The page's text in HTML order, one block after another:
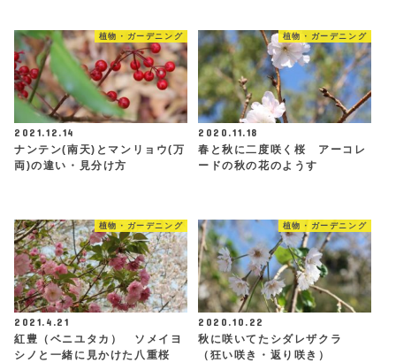
植物・ガーデニング
2021.12.14
ナンテン(南天)とマンリョウ(万
両)の違い・見分け方
植物・ガーデニング
2020.11.18
春と秋に二度咲く桜 アーコレ
ードの秋の花のようす
植物・ガーデニング
2021.4.21
紅豊（ベニユタカ） ソメイヨ
シノと一緒に見かけた八重桜
植物・ガーデニング
2020.10.22
秋に咲いてたシダレザクラ
（狂い咲き・返り咲き）